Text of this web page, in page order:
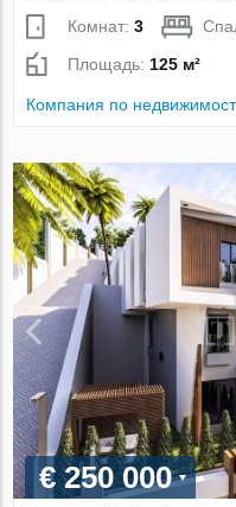
Комнат:3
Площадь: 125 м²
Компания по
€ 250 000